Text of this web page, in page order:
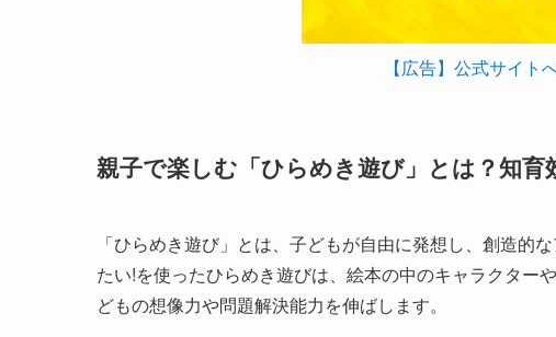
【広告】公式サイト
親子で楽しむ「ひらめき遊び」とは？知育
「ひらめき遊び」とは、子どもが自由に発想し、創造的
たい!を使ったひらめき遊びは、絵本の中のキャラクター
どもの想像力や問題解決能力を伸ばします。